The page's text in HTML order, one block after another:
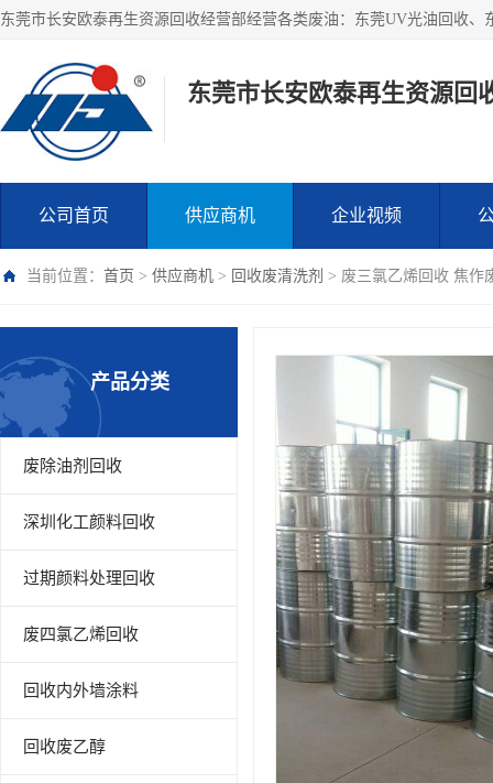
东莞市长安欧泰再生资源回
公司首页 供应商机 企业视频
当前位置： 首页 > 供应商机 > 回收废清洗剂 > 废三氯乙烯回收 焦作
产品分类
废除油剂回收
深圳化工颜料回收
过期颜料处理回收
废四氯乙烯回收
回收内外墙涂料
回收废乙醇